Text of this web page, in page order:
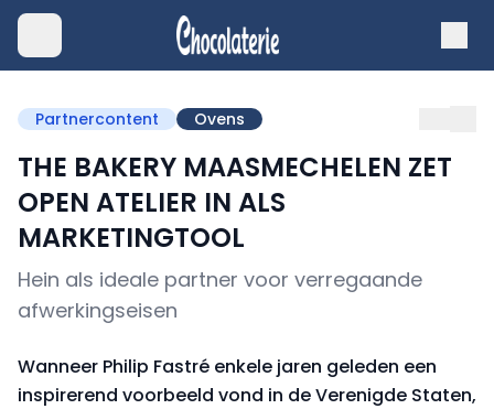
Partnercontent Ovens
THE BAKERY MAASMECHELEN ZET
OPEN ATELIER IN ALS
MARKETINGTOOL
Hein als ideale partner voor verregaande
afwerkingseisen
Wanneer Philip Fastré enkele jaren geleden een
inspirerend voorbeeld vond in de Verenigde Staten,